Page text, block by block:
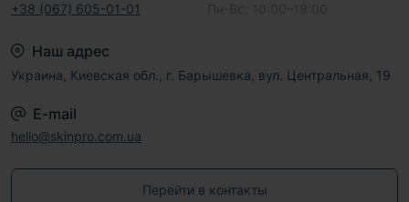
+38 (067) 605-01-01
Наш адрес
Украина, Киевская обл., г. Барышевка, вул. Центральная, 19
E-mail
hello@skinpro.com.ua
Перейти в контакты